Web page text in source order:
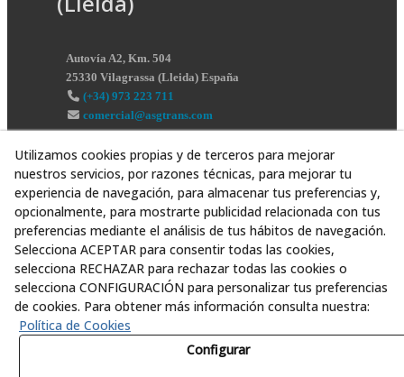
Autovía A2, Km. 504
25330 Vilagrassa (Lleida) España
(+34) 973 223 711
comercial@asgtrans.com
Utilizamos cookies propias y de terceros para mejorar
nuestros servicios, por razones técnicas, para mejorar tu
experiencia de navegación, para almacenar tus preferencias y,
opcionalmente, para mostrarte publicidad relacionada con tus
preferencias mediante el análisis de tus hábitos de navegación.
Selecciona ACEPTAR para consentir todas las cookies,
selecciona RECHAZAR para rechazar todas las cookies o
selecciona CONFIGURACIÓN para personalizar tus preferencias
de cookies. Para obtener más información consulta nuestra:
Política de Cookies
Configurar